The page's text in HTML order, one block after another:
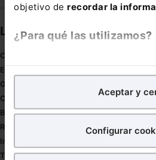
objetivo de recordar la
¿Para qué las utilizamos?
analíticospara tratar de
nuestra página web. También
para poder mostrarte
¿Qué puedes hacer?
Aceptar y
Configurar
Links directos
Coronavirus
Estudio de salud abogacía
Gestión de despachos
Compliance
Buenas Prácticas Tributarias
RGPD
Innovación
Tesauro